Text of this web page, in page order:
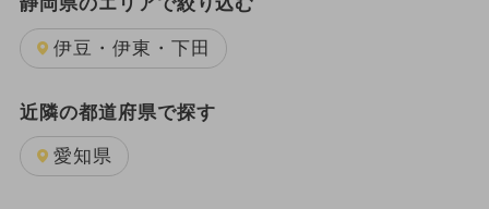
日帰り GW(ゴールデンウィーク)
2025年11月のイベント
静岡県のエリアで絞り込む
伊豆・伊東・下田
近隣の都道府県で探す
愛知県